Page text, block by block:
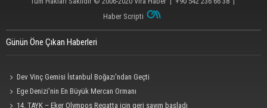
Haber Scripti
Günün Öne Çıkan Haberleri
Dev Vinç Gemisi İstanbul Boğazı'ndan Geçti
Ege Denizi’nin En Büyük Mercan Ormanı
14. TAYK – Eker Olympos Regatta için geri sayım başladı